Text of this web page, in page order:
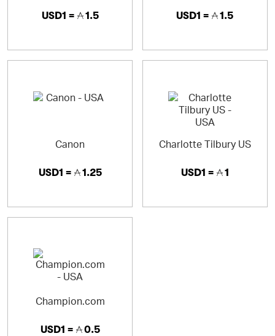
USD1 = 1.5 USD1 = 1.5
Canon
USD1 = 1.25
Charlotte Tilbury US
USD1 = 1
Champion.com
USD1 = 0.5